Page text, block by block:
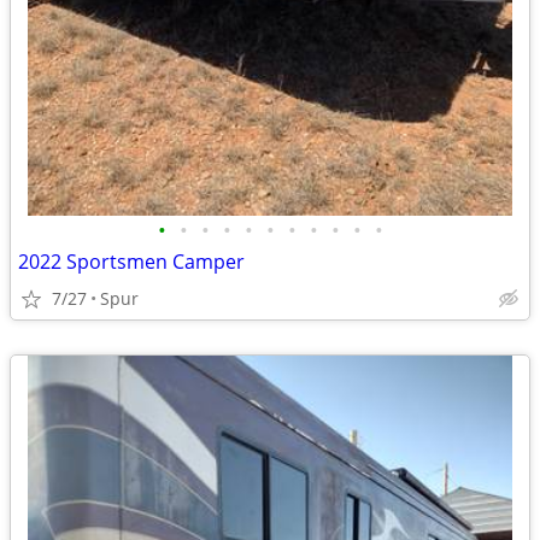
• • • • • • • • • • •
2022 Sportsmen Camper
7/27 Spur